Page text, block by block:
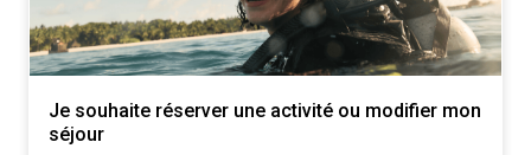
Je souhaite réserver une activité ou modifier mon
séjour